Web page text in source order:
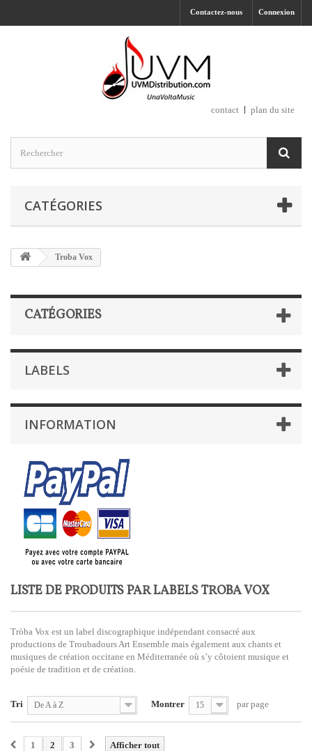
Connexion
Contactez-nous
contact plan du site
CATÉGORIES
Troba Vox
CATÉGORIES
LABELS
INFORMATION
LISTE DE PRODUITS PAR LABELS TROBA VOX
Tròba Vox est un label discographique indépendant consacré aux
productions de Troubadours Art Ensemble mais également aux chants et
musiques de création occitane en Méditerranée où s’y côtoient musique et
poésie de tradition et de création.
Tri De A à Z Montrer 15 par page
Afficher tout
1 2 3